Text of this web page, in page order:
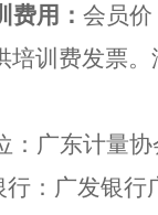
费用 ： 会员价
培训费发票。
：广东计量协
行：广发银行